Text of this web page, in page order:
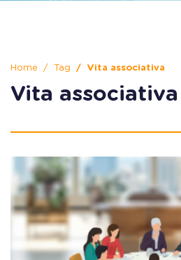
Home Tag Vita associativa
Vita associativa